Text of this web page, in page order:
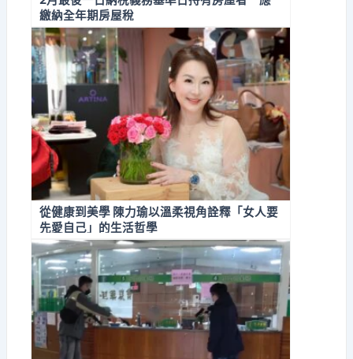
繳納全年期房屋稅
從健康到美學 陳力瑜以溫柔視角詮釋「女人要
先愛自己」的生活哲學